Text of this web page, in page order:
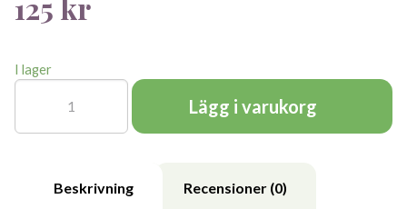
I lager
Skylt
Lägg i varukorg
Beskrivning Recensioner (0)